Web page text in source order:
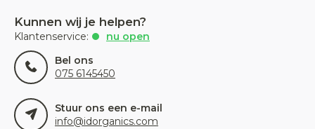
Kunnen wij je helpen?
Klantenservice:
nu open
Bel ons
075 6145450
Stuur ons een e-mail
info@idorganics.com